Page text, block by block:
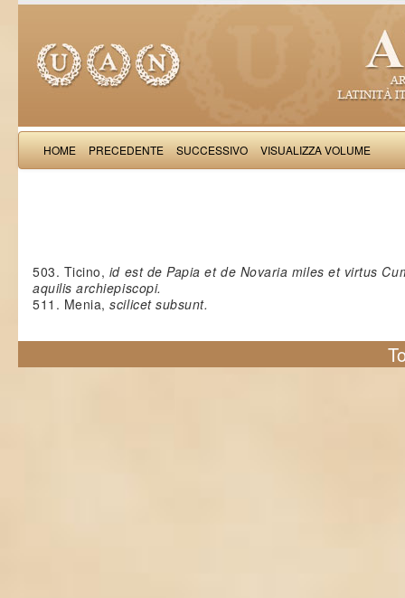
HOME PRECEDENTE SUCCESSIVO VISUALIZZA VOLUME
503. Ticino, id est de Papia et de Novaria miles et virtus
aquilis archiepiscopi.
511. Menia,scilicet subsunt.